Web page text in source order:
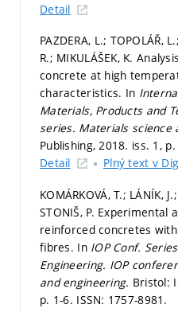
Detail
PAZDERA, L.; TOPOLÁŘ,
R.; MIKULÁŠEK, K.
concrete at high
characteristics. In
Materials, Products and
series. Materials science
Publishing, 2018. iss. 1, p.
Detail
Plný text v
KOMÁRKOVÁ, T.; LÁNÍK,
STONIŠ, P.
reinforced concretes
fibres. In IOP Conf.
Engineering. IOP
and engineering. Bristol:
p. 1-6. ISSN: 1757-8981.